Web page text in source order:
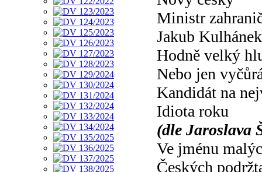
Ministr
Jakub Kulhánek
Hodně velký
Nebo jen
Kandidát na
Idiota roku
(dle Jaroslava
Ve jménu
Českých